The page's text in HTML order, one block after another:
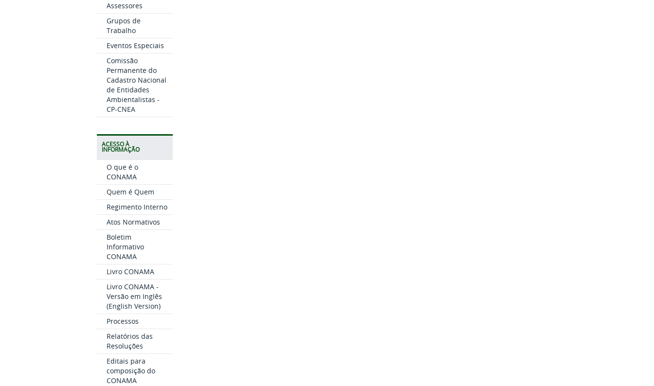
Assessores
Grupos de
Trabalho
Eventos Especiais
Comissão
Permanente do
Cadastro Nacional
de Entidades
Ambientalistas -
CP-CNEA
ACESSO À
INFORMAÇÃO
O que é o
CONAMA
Quem é Quem
Regimento Interno
Atos Normativos
Boletim
Informativo
CONAMA
Livro CONAMA
Livro CONAMA -
Versão em Inglês
(English Version)
Processos
Relatórios das
Resoluções
Editais para
composição do
CONAMA